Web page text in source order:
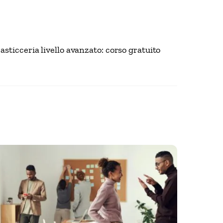
livello avanzato: corso gratuito